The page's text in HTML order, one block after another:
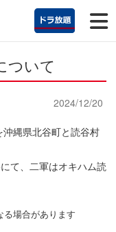
ついて
2024/12/20
縄県北谷町と読谷村
て、二軍はオキハム読
る場合があります